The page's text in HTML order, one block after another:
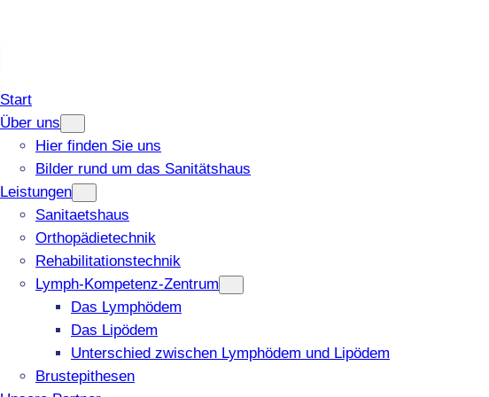
Start
Über uns
Hier finden Sie uns
Bilder rund um das Sanitätshaus
Leistungen
Sanitaetshaus
Orthopädietechnik
Rehabilitationstechnik
Lymph-Kompetenz-Zentrum
Das Lymphödem
Das Lipödem
Unterschied zwischen Lymphödem und Lipödem
Brustepithesen